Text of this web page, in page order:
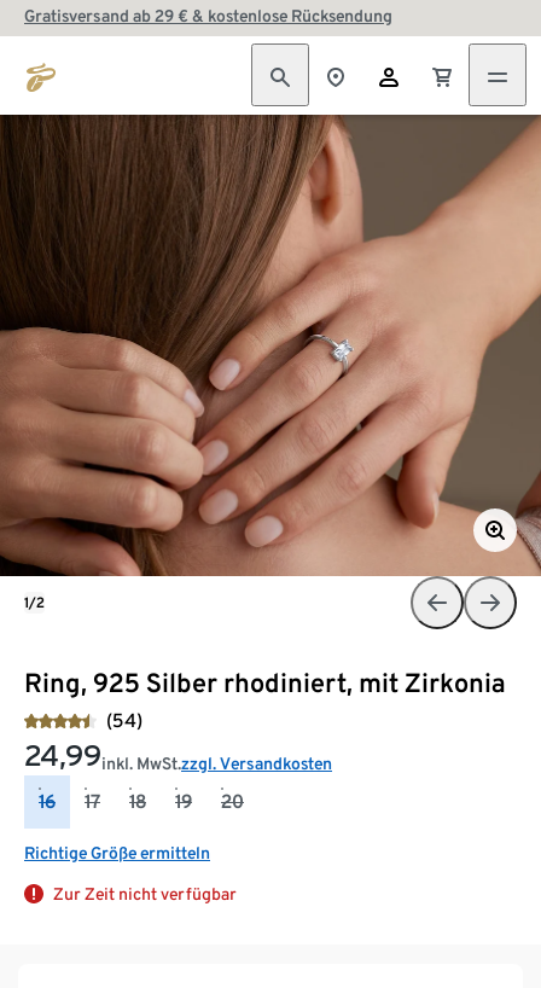
Gratisversand ab 29 € & kostenlose Rücksendung
Ring, 925 Silber rhodiniert, mit Zirkonia
(54)
24,99inkl. MwSt.zzgl. Versandkosten
16 17 18 19 20
Richtige Größe ermitteln
Zur Zeit nicht verfügbar
1/2